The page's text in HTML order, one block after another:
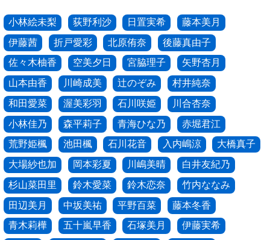
小林絵未梨 荻野利沙 日置実希
藤本美月
伊藤茜
折戸愛彩 北原侑奈
後藤真由子
佐々木柚香
空美夕日 宮脇理子
矢野杏月
山本由香
川崎成美 辻のぞみ
村井純奈
和田愛菜
渥美彩羽 石川咲姫
川合杏奈
小林佳乃
森平莉子 青海ひな乃
赤堀君江
荒野姫楓
池田楓 石川花音 入内嶋涼
大橋真子
大場紗也加
岡本彩夏 川嶋美晴
白井友紀乃
杉山菜田里
鈴木愛菜 鈴木恋奈
竹内ななみ
田辺美月
中坂美祐 平野百菜
藤本冬香
青木莉樺
五十嵐早香 石塚美月
伊藤実希